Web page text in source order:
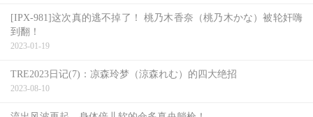
们一生的故事，而在涉入禁食案件后，她不再想要默默守着
[IPX-981]这次真的逃不掉了！ 桃乃木香奈（桃乃木かな）被轮奸嗨
到翻！
2023-01-19
TRE2023日记(7)：凉森玲梦（涼森れむ）的四大绝招
2023-08-10